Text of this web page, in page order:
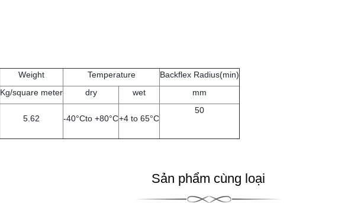
Weight Temperature
Backflex Radius(min)
Kg/square meter dry wet mm
5.62 -40°Cto +80°C+4 to 65°C
50
Sản phẩm cùng loại